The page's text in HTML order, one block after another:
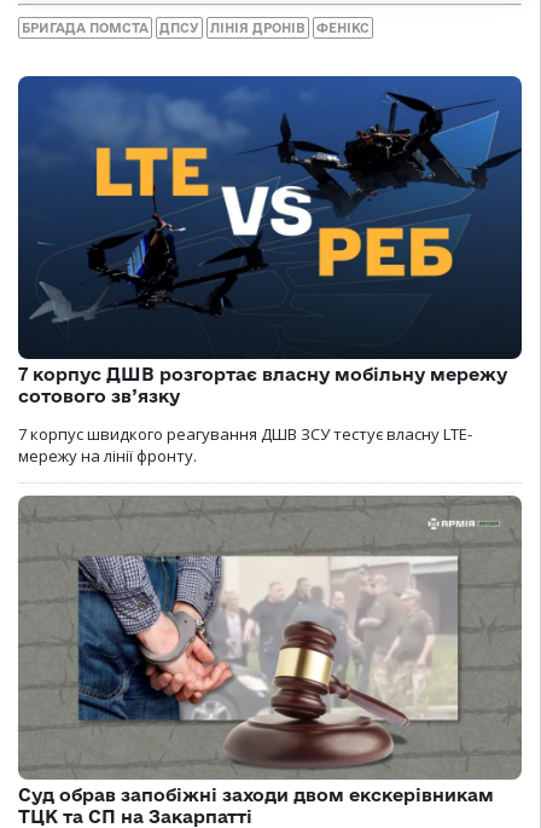
БРИГАДА ПОМСТА ДПСУ ЛІНІЯ ДРОНІВ ФЕНІКС
7 корпус ДШВ розгортає власну мобільну мережу
сотового зв’язку
7 корпус швидкого реагування ДШВ ЗСУ тестує власну LTE-
мережу на лінії фронту.
Суд обрав запобіжні заходи двом екскерівникам
ТЦК та СП на Закарпатті